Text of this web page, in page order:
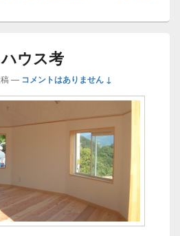
ウス考
— コメントはありません ↓